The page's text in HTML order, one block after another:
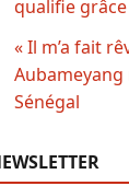
qualifie grâce
« Il m’a fait
Sénégal